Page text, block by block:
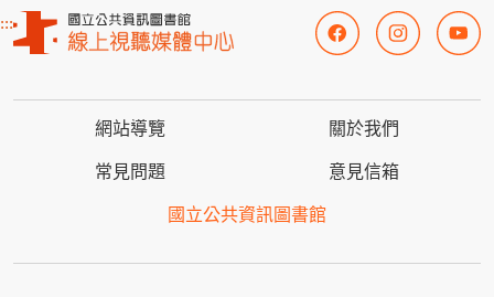
:::
網站導覽 關於我們
常見問題 意見信箱
國立公共資訊圖書館